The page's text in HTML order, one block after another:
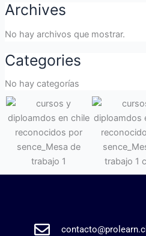
Archives
No hay archivos que mostrar.
Categories
No hay categorías
contacto@prolearn.cl